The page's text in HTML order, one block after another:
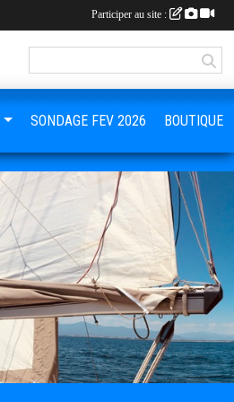
SONDAGE FEV 2026 BOUTIQUE
Participer au site :